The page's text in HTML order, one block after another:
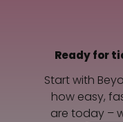
Ready for
Start with
how easy,
are today –